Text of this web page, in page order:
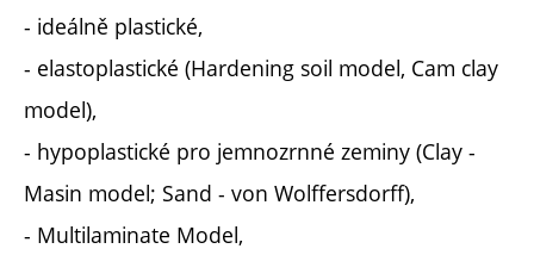
- ideálně plastické,
- elastoplastické (Hardening soil model, Cam clay
model),
- hypoplastické pro jemnozrnné zeminy (Clay -
Masin model; Sand - von Wolffersdorff),
- Multilaminate Model,